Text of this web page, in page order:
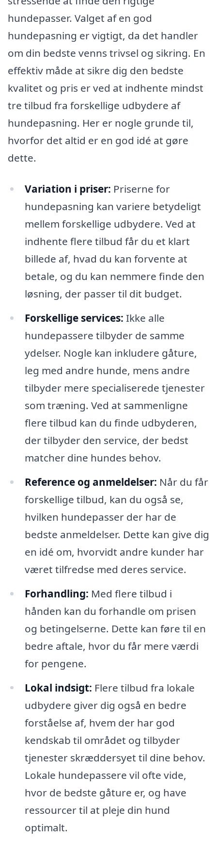
hundepasser. Valget af en god
hundepasning er vigtigt, da det handler
om din bedste venns trivsel og sikring. En
effektiv måde at sikre dig den bedste
kvalitet og pris er ved at indhente mindst
tre tilbud fra forskellige udbydere af
hundepasning. Her er nogle grunde til,
hvorfor det altid er en god idé at gøre
dette.
Variation i priser: Priserne for
hundepasning kan variere betydeligt
mellem forskellige udbydere. Ved at
indhente flere tilbud får du et klart
billede af, hvad du kan forvente at
betale, og du kan nemmere finde den
løsning, der passer til dit budget.
Forskellige services: Ikke alle
hundepassere tilbyder de samme
ydelser. Nogle kan inkludere gåture,
leg med andre hunde, mens andre
tilbyder mere specialiserede tjenester
som træning. Ved at sammenligne
flere tilbud kan du finde udbyderen,
der tilbyder den service, der bedst
matcher dine hundes behov.
Reference og anmeldelser: Når du får
forskellige tilbud, kan du også se,
hvilken hundepasser der har de
bedste anmeldelser. Dette kan give dig
en idé om, hvorvidt andre kunder har
været tilfredse med deres service.
Forhandling: Med flere tilbud i
hånden kan du forhandle om prisen
og betingelserne. Dette kan føre til en
bedre aftale, hvor du får mere værdi
for pengene.
Lokal indsigt: Flere tilbud fra lokale
udbydere giver dig også en bedre
forståelse af, hvem der har god
kendskab til området og tilbyder
tjenester skræddersyet til dine behov.
Lokale hundepassere vil ofte vide,
hvor de bedste gåture er, og have
ressourcer til at pleje din hund
optimalt.